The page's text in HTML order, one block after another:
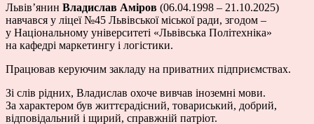
Львів’янин Владислав Аміров (06.04.1998 – 21.10.2025)
навчався у ліцеї №45 Львівської міської ради, згодом –
у Національному університеті «Львівська Політехніка»
на кафедрі маркетингу і логістики.
Працював керуючим закладу на приватних підприємствах.
Зі слів рідних, Владислав охоче вивчав іноземні мови.
За характером був життєрадісний, товариський, добрий,
відповідальний і щирий, справжній патріот.